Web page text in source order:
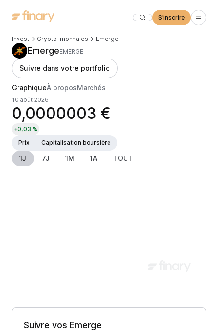
S'inscrire
Invest Crypto-monnaies Emerge
EmergeEMERGE
Suivre dans votre portfolio
GraphiqueÀ proposMarchés
10 août 2026
0,0000003 €
+0,03 %
Prix
Capitalisation boursière
1J 7J 1M 1A TOUT
Suivre vos Emerge